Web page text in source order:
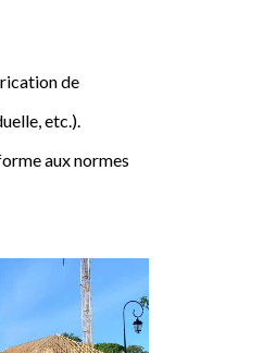
de
etc.).
aux normes